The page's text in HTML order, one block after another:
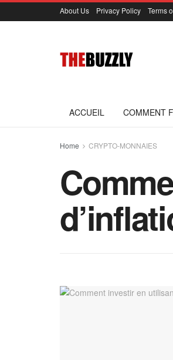
About Us Privacy Policy Terms
ACCUEIL COMMENT
Home CRYPTO-MONNAIES